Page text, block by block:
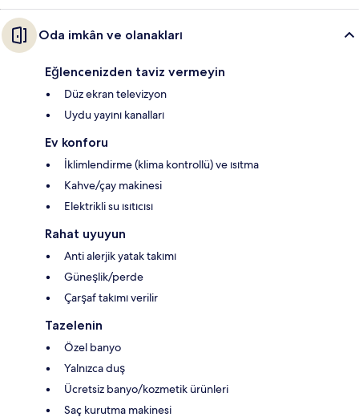
Oda imkân ve olanakları
Eğlencenizden taviz vermeyin
Düz ekran televizyon
Uydu yayını kanalları
Ev konforu
İklimlendirme (klima kontrollü) ve ısıtma
Kahve/çay makinesi
Elektrikli su ısıtıcısı
Rahat uyuyun
Anti alerjik yatak takımı
Güneşlik/perde
Çarşaf takımı verilir
Tazelenin
Özel banyo
Yalnızca duş
Ücretsiz banyo/kozmetik ürünleri
Saç kurutma makinesi